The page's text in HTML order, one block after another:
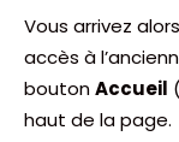
Vous arrivez
accès à
boutonAccueil
haut de la page.